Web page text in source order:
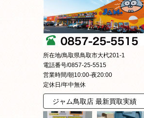
所在地/鳥取県鳥取市大杙201-1
電話番号/0857-25-5515
営業時間/朝10:00-夜20:00
定休日/年中無休
ジャム鳥取店 最新買取実績